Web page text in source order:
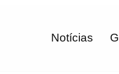
Notícias